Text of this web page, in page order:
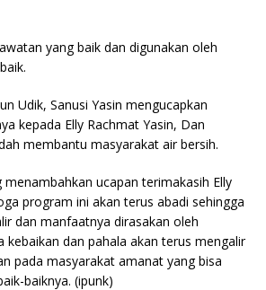
yang baik dan digunakan oleh
Udik, Sanusi Yasin mengucapkan
kepada Elly Rachmat Yasin, Dan
membantu masyarakat air bersih.
menambahkan ucapan terimakasih Elly
program ini akan terus abadi sehingga
dan manfaatnya dirasakan oleh
kebaikan dan pahala akan terus mengalir
pada masyarakat amanat yang bisa
baiknya. (ipunk)